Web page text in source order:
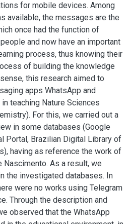
for mobile devices. Among
available, the messages are the
once had the function of
and now have an important
process, thus knowing their
of building the knowledge
this research aimed to
apps WhatsApp and
teaching Nature Sciences
For this, we carried out a
in some databases (Google
Portal, Brazilian Digital Library of
having as reference the work of
Nascimento. As a result, we
the investigated databases. In
were no works using Telegram
Through the description and
observed that the WhatsApp